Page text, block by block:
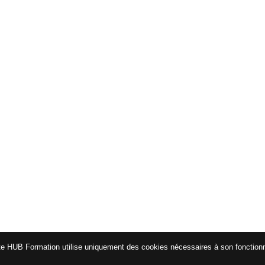
HUB Formation utilise uniquement des cookies nécessaires à son